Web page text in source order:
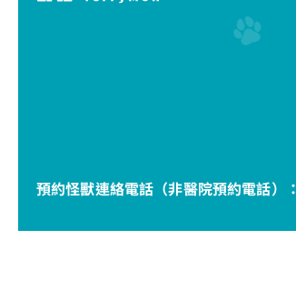
預約怪獸連絡電話（非醫院預約電話）：